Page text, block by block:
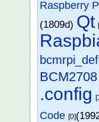
Raspberry
(1809d) Qt
BCM2708
.config
Code [0]